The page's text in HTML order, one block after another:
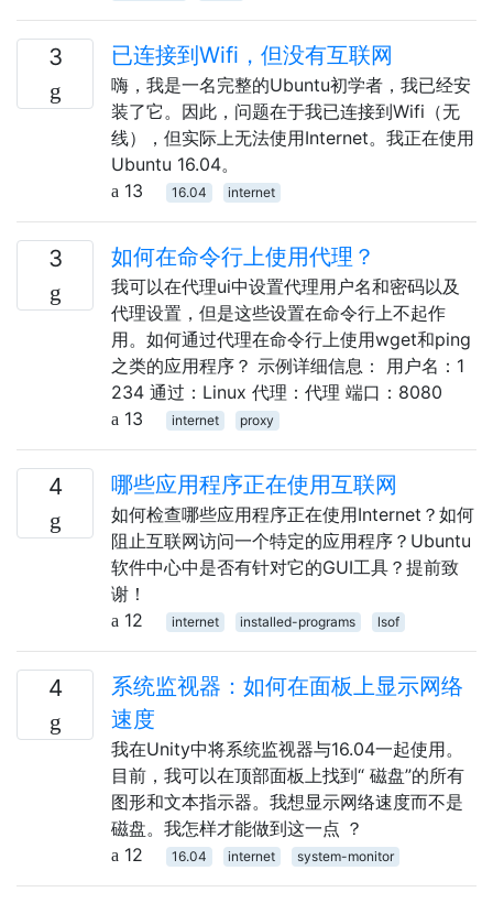
3 已连接到Wifi，但没有互联网
嗨，我是一名完整的Ubuntu初学者，我已经安
装了它。因此，问题在于我已连接到Wifi（无
线），但实际上无法使用Internet。我正在使用
Ubuntu 16.04。
13
16.04 internet
3 如何在命令行上使用代理？
我可以在代理ui中设置代理用户名和密码以及
代理设置，但是这些设置在命令行上不起作
用。如何通过代理在命令行上使用wget和ping
之类的应用程序？ 示例详细信息： 用户名：1​​
234 通过：Linux 代理：代理 端口：8080
13
internet proxy
4 哪些应用程序正在使用互联网
如何检查哪些应用程序正在使用Internet？如何
阻止互联网访问一个特定的应用程序？Ubuntu
软件中心中是否有针对它的GUI工具？提前致
谢！
12
internet installed-programs lsof
4
系统监视器：如何在面板上显示网络
速度
我在Unity中将系统监视器与16.04一起使用。
目前，我可以在顶部面板上找到“ 磁盘”的所有
图形和文本指示器。我想显示网络速度而不是
磁盘。我怎样才能做到这一点 ？
12
16.04 internet system-monitor